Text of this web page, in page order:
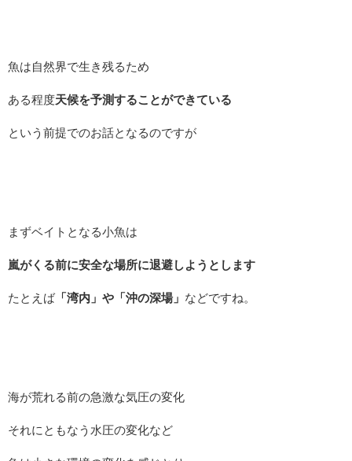
魚は自然界で生き残るため
ある程度天候を予測することができている
という前提でのお話となるのですが
まずベイトとなる小魚は
嵐がくる前に安全な場所に退避しようとします
たとえば「湾内」や「沖の深場」 などですね。
海が荒れる前の急激な気圧の変化
それにともなう水圧の変化など